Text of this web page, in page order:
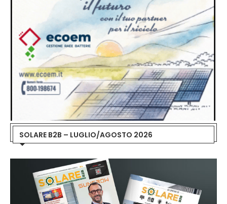
SOLARE B2B – LUGLIO/AGOSTO 2026